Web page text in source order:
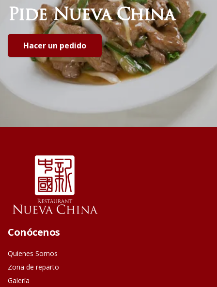
PideNuevaChina
Hacer un pedido
Conócenos
Quienes Somos
Zona de reparto
Galería